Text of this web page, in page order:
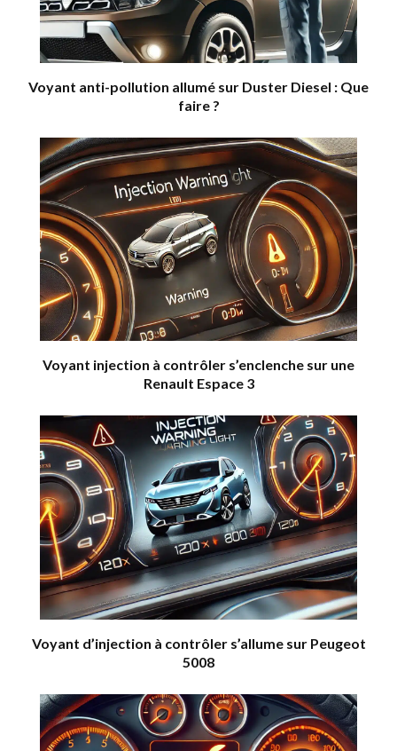
Voyant anti-pollution allumé sur Duster Diesel : Que
faire ?
Voyant injection à contrôler s’enclenche sur une
Renault Espace 3
Voyant d’injection à contrôler s’allume sur Peugeot
5008